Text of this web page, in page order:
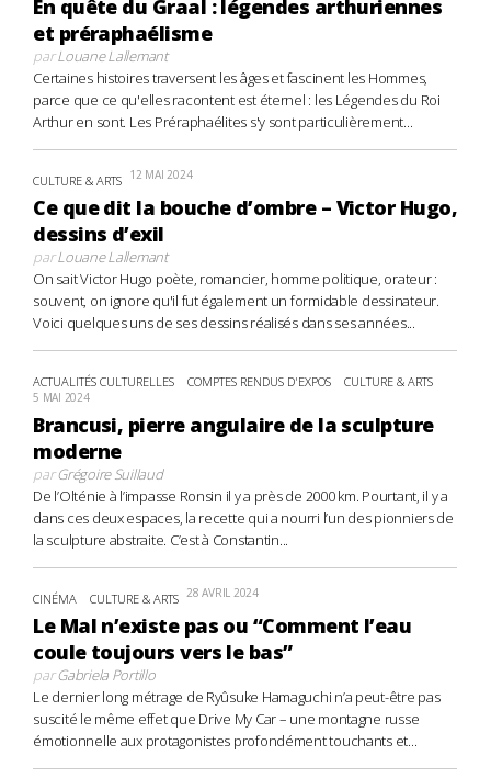
En quête du Graal : légendes arthuriennes
et préraphaélisme
parLouane Lallemant
Certaines histoires traversent les âges et fascinent les Hommes,
parce que ce qu'elles racontent est éternel : les Légendes du Roi
Arthur en sont. Les Préraphaélites s'y sont particulièrement...
CULTURE & ARTS 12 MAI 2024
Ce que dit la bouche d’ombre – Victor Hugo,
dessins d’exil
parLouane Lallemant
On sait Victor Hugo poète, romancier, homme politique, orateur :
souvent, on ignore qu'il fut également un formidable dessinateur.
Voici quelques uns de ses dessins réalisés dans ses années...
ACTUALITÉS CULTURELLES COMPTES RENDUS D'EXPOS CULTURE & ARTS
5 MAI 2024
Brancusi, pierre angulaire de la sculpture
moderne
parGrégoire Suillaud
De l’Olténie à l’impasse Ronsin il y a près de 2000 km. Pourtant, il y a
dans ces deux espaces, la recette qui a nourri l’un des pionniers de
la sculpture abstraite. C’est à Constantin...
CINÉMA CULTURE & ARTS 28 AVRIL 2024
Le Mal n’existe pas ou “Comment l’eau
coule toujours vers le bas”
parGabriela Portillo
Le dernier long métrage de Ryûsuke Hamaguchi n’a peut-être pas
suscité le même effet que Drive My Car – une montagne russe
émotionnelle aux protagonistes profondément touchants et...